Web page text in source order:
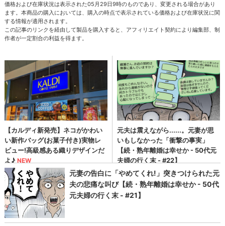
価格および在庫状況は表示された05月29日9時のものであり、変更される場合があり
ます。本商品の購入においては、購入の時点で表示されている価格および在庫状況に関
する情報が適用されます。
この記事のリンクを経由して製品を購入すると、アフィリエイト契約により編集部、制
作者が一定割合の利益を得ます。